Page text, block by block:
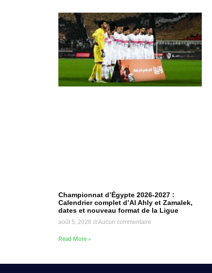
Championnat d’Égypte 2026-2027 :
Calendrier complet d’Al Ahly et Zamalek,
dates et nouveau format de la Ligue
août 5, 2026 Aucun commentaire
Read More »